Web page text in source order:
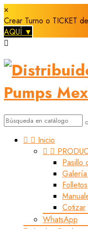
×
Crear Turno o TICKET
AQUÍ ▼

  Inicio
 
Pasillo
Folletos
Cotizar
WhatsApp